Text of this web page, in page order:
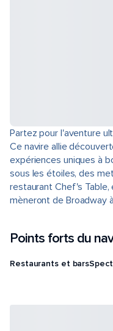
Partez pour l'aventure
Ce navire allie
expériences uniques à
sous les étoiles, des
restaurant Chef's
mèneront de Broadway
Points forts du
Restaurants et bars